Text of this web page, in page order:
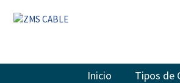
Inicio Tipos de